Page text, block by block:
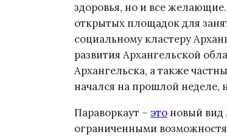
здоровья, но и все
открытых площадок для
социальному кластеру
развития Архангельской
Архангельска, а также
начался на прошлой
Параворкаут – это новый вид
ограниченными